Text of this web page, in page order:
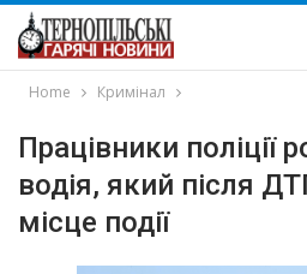
Home Кримінал
Працівники поліції
водія, який після
місце події